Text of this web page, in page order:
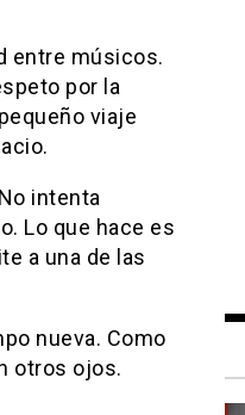
entre músicos.
por la
viaje
intenta
Lo que hace es
a una de las
nueva. Como
otros ojos.